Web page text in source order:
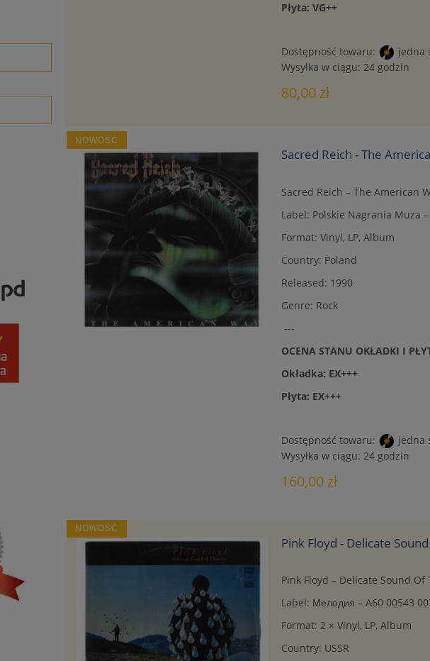
Płyta: VG++
Dostępność towaru:
jedna
Wysyłka w ciągu: 24 godzin
80,00 zł
Sacred Reich - The
Sacred Reich ‎– The American
Label: Polskie Nagrania Muza ‎–
Format: Vinyl, LP, Album
Country: Poland
Released: 1990
Genre: Rock
---
OCENA STANU OKŁADKI I
Okładka: EX+++
Płyta: EX+++
Dostępność towaru:
jedna
Wysyłka w ciągu: 24 godzin
160,00 zł
NOWOŚĆ
Pink Floyd - Delicate
Pink Floyd ‎– Delicate Sound
Label: Мелодия ‎– A60 00543
Format: 2 × Vinyl, LP, Album
Country: USSR
NOWOŚĆ